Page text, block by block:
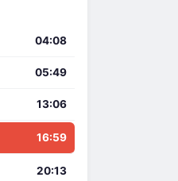
04:08
05:49
13:06
16:59
20:13